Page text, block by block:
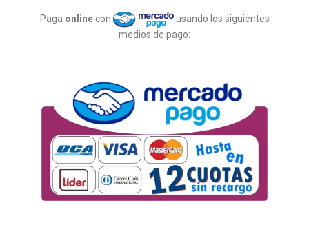
Paga online con
usando los siguientes
medios de pago: